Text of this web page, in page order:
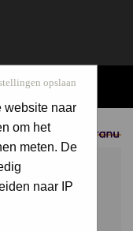
by
opslaan
website naar
om het
meten. De
naar IP